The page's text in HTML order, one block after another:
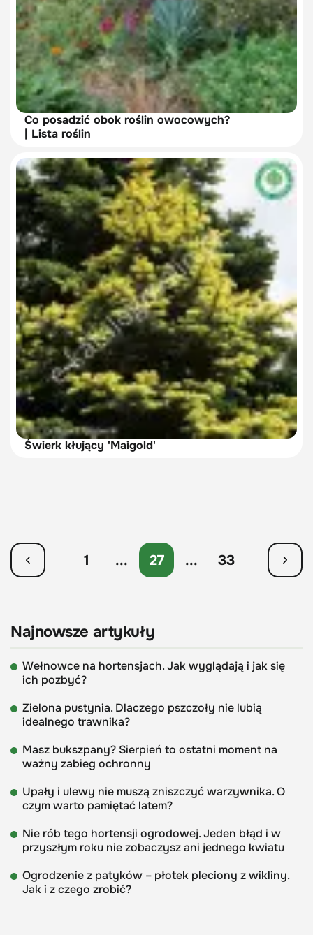
Co posadzić obok roślin owocowych?
| Lista roślin
Świerk kłujący 'Maigold'
1 ... 27 ... 33
Najnowsze artykuły
Wełnowce na hortensjach. Jak wyglądają i jak się
ich pozbyć?
Zielona pustynia. Dlaczego pszczoły nie lubią
idealnego trawnika?
Masz bukszpany? Sierpień to ostatni moment na
ważny zabieg ochronny
Upały i ulewy nie muszą zniszczyć warzywnika. O
czym warto pamiętać latem?
Nie rób tego hortensji ogrodowej. Jeden błąd i w
przyszłym roku nie zobaczysz ani jednego kwiatu
Ogrodzenie z patyków – płotek pleciony z wikliny.
Jak i z czego zrobić?